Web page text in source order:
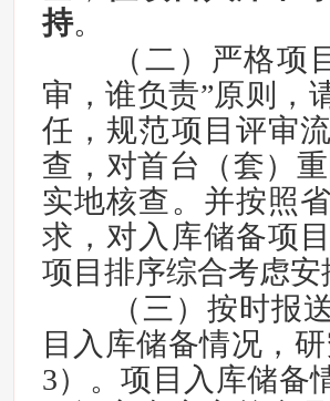
持。
（二）严格
审，谁负责”原则，
任，规范项目评审
查，对首台（套）
实地核查。并按照
求，对入库储备项
项目排序综合考虑
（三）按时报
目入库储备情况，
3）。项目入库储备